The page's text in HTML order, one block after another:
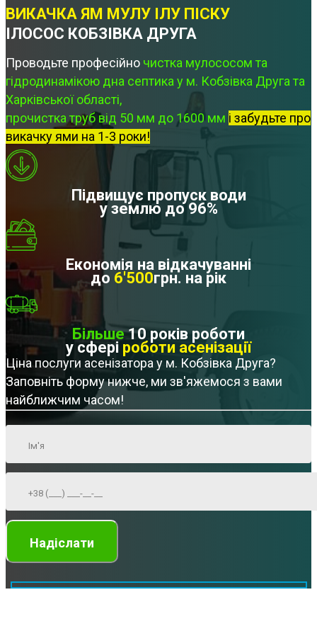
ВИКАЧКА ЯМ МУЛУ ІЛУ ПІСКУ
ІЛОСОС КОБЗІВКА ДРУГА
Проводьте професійно чистка мулососом та
гідродинамікою дна септика у м. Кобзівка Друга та
Харківської області,
прочистка труб від 50 мм до 1600 мм і забудьте про
викачку ями на 1-3 роки!
Підвищує пропуск води
у землю до 96%
Економія на відкачуванні
до 6'500грн. на рік
Більше10 років роботи
у сфері роботи асенізації
Ціна послуги асенізатора у м. Кобзівка Друга?
Заповніть форму нижче, ми зв'яжемося з вами
найближчим часом!